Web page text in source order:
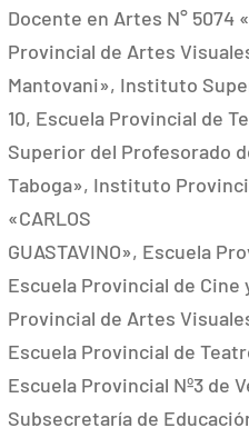
Docente en Artes N° 5074
Provincial de Artes
Mantovani», Instituto
10, Escuela Provincial de
Superior del Profesorado
Taboga», Instituto
«CARLOS
GUASTAVINO», Escuela
Escuela Provincial de Cine
Provincial de Artes
Escuela Provincial de
Escuela Provincial Nº3 de
Subsecretaría de